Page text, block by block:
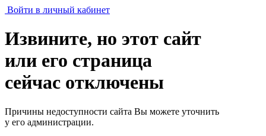
Войти в личный кабинет
Извините, но этот сайт
или его страница
сейчас отключены
Причины недоступности сайта Вы можете уточнить
у его администрации.